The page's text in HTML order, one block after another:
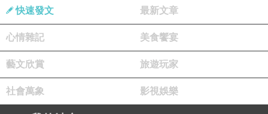
快速發文 最新文章
心情雜記 美食饗宴
藝文欣賞 旅遊玩家
社會萬象 影視娛樂